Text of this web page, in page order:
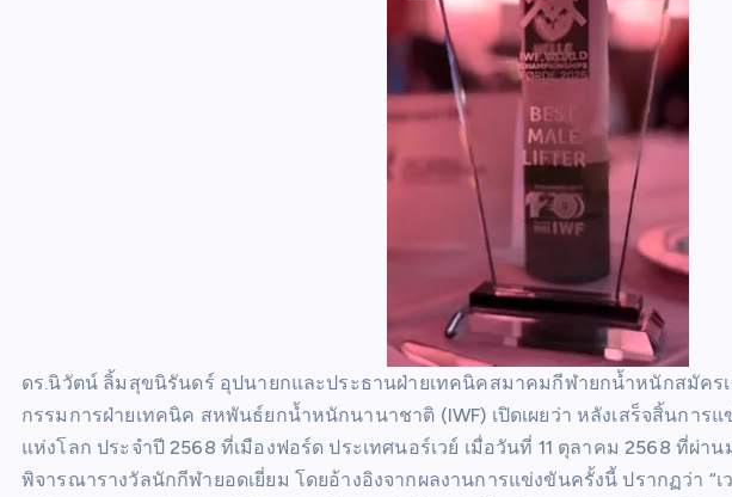
ดร.นิวัตน์ ลิ้มสุขนิรันดร์ อุปนายกและประธานฝ่ายเทคนิคสมาคมกีฬายกน้ำหนักสมัคร
กรรมการฝ่ายเทคนิค สหพันธ์ยกน้ำหนักนานาชาติ (IWF) เปิดเผยว่า หลังเสร็จสิ้นกา
แห่งโลก ประจำปี 2568 ที่เมืองฟอร์ด ประเทศนอร์เวย์ เมื่อวันที่ 11 ตุลาคม 2568 ที่ผ่
พิจารณารางวัลนักกีฬายอดเยี่ยม โดยอ้างอิงจากผลงานการแข่งขันครั้งนี้ ปรากฏว่า “เ